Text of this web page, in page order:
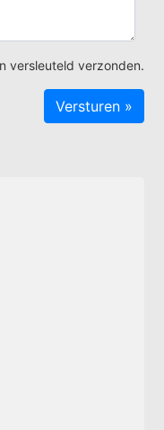
versleuteld verzonden.